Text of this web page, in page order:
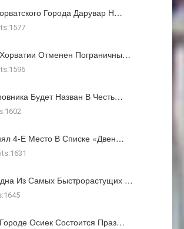
Города Дарувар Н…
Отменен Пограничны…
Будет Назван В Честь…
4-Е Место В Списке «Двен…
Из Самых Быстрорастущих …
Осиек Состоится Праз…